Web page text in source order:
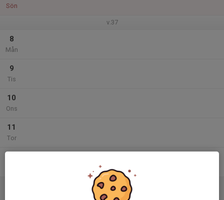
Sön
v.37
8
Mån
9
Tis
10
Ons
11
Tor